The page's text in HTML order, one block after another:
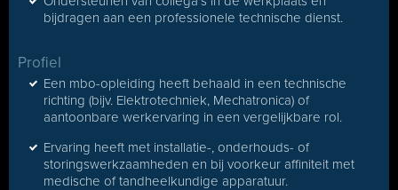
bijdragen aan een professionele technische dienst.
Profiel
Een mbo-opleiding heeft behaald in een technische
richting (bijv. Elektrotechniek, Mechatronica) of
aantoonbare werkervaring in een vergelijkbare rol.
Ervaring heeft met installatie-, onderhouds- of
storingswerkzaamheden en bij voorkeur affiniteit met
medische of tandheelkundige apparatuur.